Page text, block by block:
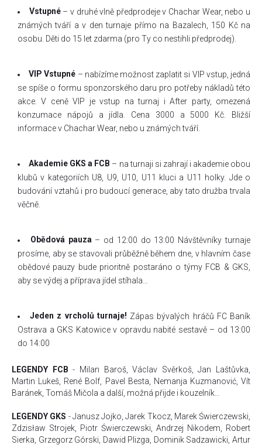
Vstupné– v druhé vlně předprodeje v Chachar Wear, nebo u
známých tváří a v den turnaje přímo na Bazalech, 150 Kč na
osobu. Děti do 15 let zdarma (pro Ty co nestihli předprodej).
VIP Vstupné – nabízíme možnost zaplatit si VIP vstup, jedná
se spíše o formu sponzorského daru pro potřeby nákladů této
akce. V ceně VIP je vstup na turnaj i After party, omezená
konzumace nápojů a jídla. Cena 3000 a 5000 Kč. Bližší
informace v Chachar Wear, nebo u známých tváří.
Akademie GKS a FCB – na turnaji si zahrají i akademie obou
klubů v kategoriích U8, U9, U10, U11 kluci a U11 holky. Jde o
budování vztahů i pro budoucí generace, aby tato družba trvala
věčně.
Obědová pauza– od 12:00 do 13:00 Návštěvníky turnaje
prosíme, aby se stavovali průběžně během dne, v hlavním čase
obědové pauzy bude prioritně postaráno o týmy FCB & GKS,
aby se výdej a příprava jídel stíhala…
Jeden z vrcholů turnaje! Zápas bývalých hráčů FC Baník
Ostrava a GKS Katowice v opravdu nabité sestavě – od 13:00
do 14:00
LEGENDY FCB - Milan Baroš, Václav Svěrkoš, Jan Laštůvka,
Martin Lukeš, René Bolf, Pavel Besta, Nemanja Kuzmanović, Vít
Baránek, Tomáš Mičola a další, možná přijde i kouzelník…
LEGENDY GKS - Janusz Jojko, Jarek Tkocz, Marek Świerczewski,
Zdzisław Strojek, Piotr Świerczewski, Andrzej Nikodem, Robert
Sierka, Grzegorz Górski, Dawid Plizga, Dominik Sadzawicki, Artur